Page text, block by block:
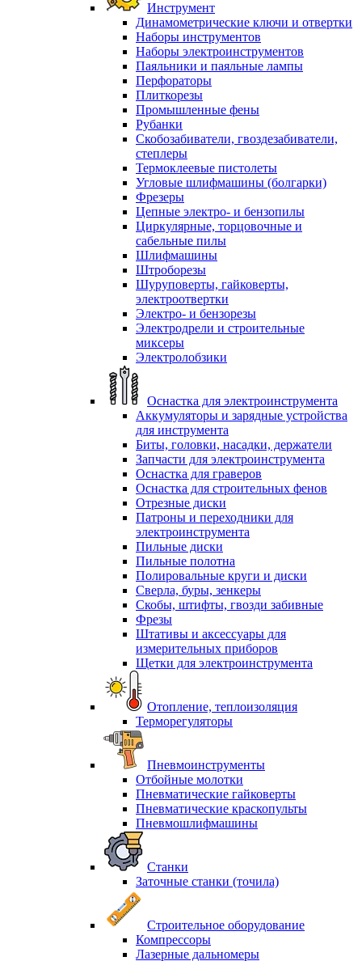
Инструмент
Динамометрические ключи и отвертки
Наборы инструментов
Наборы электроинструментов
Паяльники и паяльные лампы
Перфораторы
Плиткорезы
Промышленные фены
Рубанки
Скобозабиватели, гвоздезабиватели,
степлеры
Термоклеевые пистолеты
Угловые шлифмашины (болгарки)
Фрезеры
Цепные электро- и бензопилы
Циркулярные, торцовочные и
сабельные пилы
Шлифмашины
Штроборезы
Шуруповерты, гайковерты,
электроотвертки
Электро- и бензорезы
Электродрели и строительные
миксеры
Электролобзики
Оснастка для электроинструмента
Аккумуляторы и зарядные устройства
для инструмента
Биты, головки, насадки, держатели
Запчасти для электроинструмента
Оснастка для граверов
Оснастка для строительных фенов
Отрезные диски
Патроны и переходники для
электроинструмента
Пильные диски
Пильные полотна
Полировальные круги и диски
Сверла, буры, зенкеры
Скобы, штифты, гвозди забивные
Фрезы
Штативы и аксессуары для
измерительных приборов
Щетки для электроинструмента
Отопление, теплоизоляция
Терморегуляторы
Пневмоинструменты
Отбойные молотки
Пневматические гайковерты
Пневматические краскопульты
Пневмошлифмашины
Станки
Заточные станки (точила)
Строительное оборудование
Компрессоры
Лазерные дальномеры